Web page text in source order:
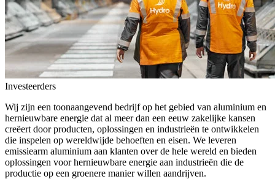
Investeerders
Wij zijn een toonaangevend bedrijf op het gebied van aluminium en
hernieuwbare energie dat al meer dan een eeuw zakelijke kansen
creëert door producten, oplossingen en industrieën te ontwikkelen
die inspelen op wereldwijde behoeften en eisen. We leveren
emissiearm aluminium aan klanten over de hele wereld en bieden
oplossingen voor hernieuwbare energie aan industrieën die de
productie op een groenere manier willen aandrijven.